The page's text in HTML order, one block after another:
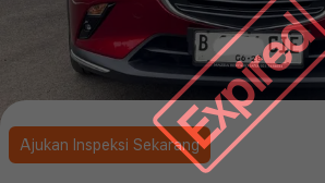
Expired
Ajukan Inspeksi Sekarang